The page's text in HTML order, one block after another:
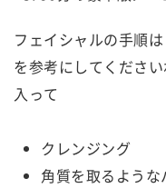
フェイシャルの手順
を参考にしてくださ
入って
クレンジング
角質を取るよう